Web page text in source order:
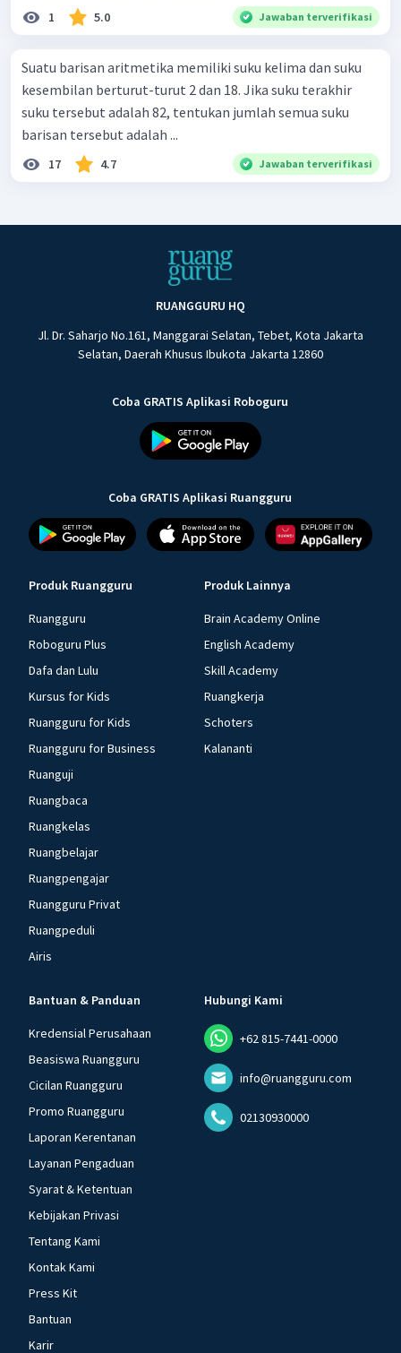
1 5.0 Jawaban terverifikasi
Suatu barisan aritmetika memiliki suku kelima dan suku
kesembilan berturut-turut 2 dan 18. Jika suku terakhir
suku tersebut adalah 82, tentukan jumlah semua suku
barisan tersebut adalah ...
17 4.7 Jawaban terverifikasi
RUANGGURU HQ
Jl. Dr. Saharjo No.161, Manggarai Selatan, Tebet, Kota Jakarta
Selatan, Daerah Khusus Ibukota Jakarta 12860
Coba GRATIS Aplikasi Roboguru
Coba GRATIS Aplikasi Ruangguru
Produk Ruangguru
Ruangguru
Roboguru Plus
Dafa dan Lulu
Kursus for Kids
Ruangguru for Kids
Ruangguru for Business
Ruanguji
Ruangbaca
Ruangkelas
Ruangbelajar
Ruangpengajar
Ruangguru Privat
Ruangpeduli
Airis
Produk Lainnya
Brain Academy Online
English Academy
Skill Academy
Ruangkerja
Schoters
Kalananti
Bantuan & Panduan
Kredensial Perusahaan
Beasiswa Ruangguru
Cicilan Ruangguru
Promo Ruangguru
Laporan Kerentanan
Layanan Pengaduan
Syarat & Ketentuan
Kebijakan Privasi
Tentang Kami
Kontak Kami
Press Kit
Bantuan
Karir
Hubungi Kami
+62 815-7441-0000
info@ruangguru.com
02130930000